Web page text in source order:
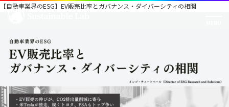
【自動車業界のESG】EV販売比率とガバナンス・ダイバーシティの相関